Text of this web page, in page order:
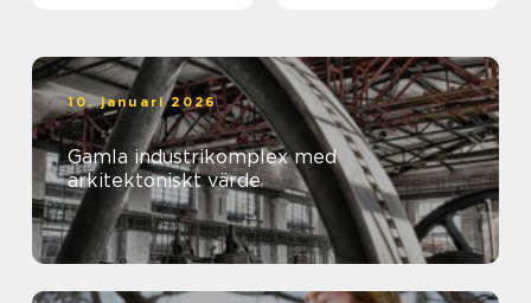
10. januari 2026
Gamla industrikomplex med
arkitektoniskt värde